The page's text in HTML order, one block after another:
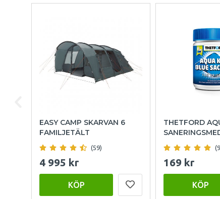
EASY CAMP SKARVAN 6
FAMILJETÄLT
(59)
4 995 kr
KÖP
THETFORD
169 kr
KÖP